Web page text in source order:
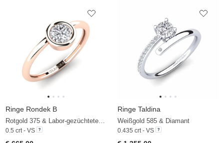
Ringe Rondek B
0.5 crt - VS
Ringe Taldina
Weißgold 585 & Diamant
0.435 crt - VS